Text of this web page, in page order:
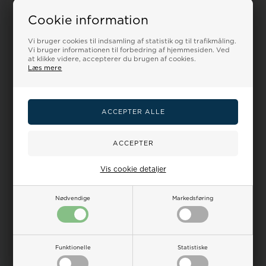
Cookie information
Vi bruger cookies til indsamling af statistik og til trafikmåling.
Vi bruger informationen til forbedring af hjemmesiden. Ved
at klikke videre, accepterer du brugen af cookies.
Læs mere
Nødvendige Markedsføring
Funktionelle Statistiske
Vis cookie detaljer
fordele
Dansk webshop - ogaltsendes fra Danmark!
Kundeservice hverdage fra kl. 9-17 Tlf.: 32 122 551 E-
mail:salg@urskiven.dk
Op til 365 dages returret på alle ubrugte varer
Prisgaranti, vi matcher alle priser
Specifikationer for Club Time A47101PU10E:
Relaterede varer